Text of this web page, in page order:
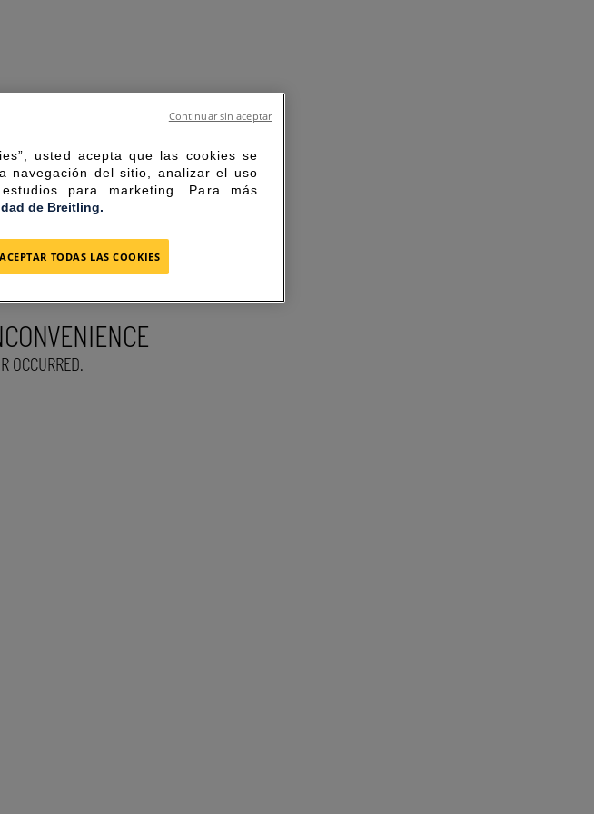
OCCURRED.
usted acepta que las cookies se
navegación del sitio, analizar el uso
para marketing. Para más
de Breitling.
ACEPTAR TODAS LAS COOKIES
Continuar sin aceptar